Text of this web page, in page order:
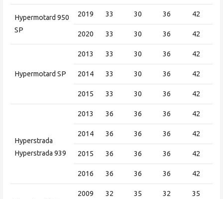
Hypermotard 950
SP
2019 33 30 36 42
2020 33 30 36 42
Hypermotard SP
2013 33 30 36 42
2014 33 30 36 42
2015 33 30 36 42
Hyperstrada
Hyperstrada 939
2013 36 36 36 42
2014 36 36 36 42
2015 36 36 36 42
2016 36 36 36 42
2009 32 35 32 35